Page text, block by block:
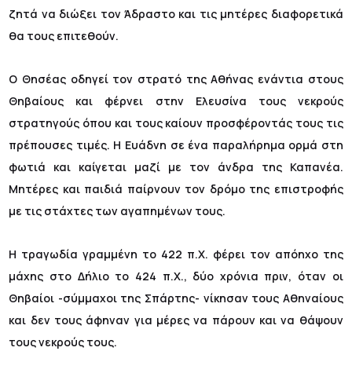
ζητά να διώξει τον Άδραστο και τις μητέρες διαφορετικά
θα τους επιτεθούν.
Ο Θησέας οδηγεί τον στρατό της Αθήνας ενάντια στους
Θηβαίους και φέρνει στην Ελευσίνα τους νεκρούς
στρατηγούς όπου και τους καίουν προσφέροντάς τους τις
πρέπουσες τιμές. Η Ευάδνη σε ένα παραλήρημα ορμά στη
φωτιά και καίγεται μαζί με τον άνδρα της Καπανέα.
Μητέρες και παιδιά παίρνουν τον δρόμο της επιστροφής
με τις στάχτες των αγαπημένων τους.
Η τραγωδία γραμμένη το 422 π.Χ. φέρει τον απόηχο της
μάχης στο Δήλιο το 424 π.Χ., δύο χρόνια πριν, όταν οι
Θηβαίοι -σύμμαχοι της Σπάρτης- νίκησαν τους Αθηναίους
και δεν τους άφηναν για μέρες να πάρουν και να θάψουν
τους νεκρούς τους.